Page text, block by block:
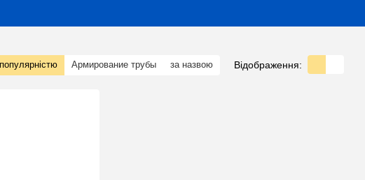
Армирование трубы за назвою Відображення: